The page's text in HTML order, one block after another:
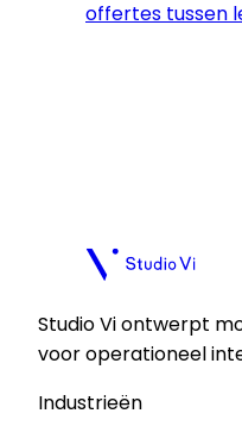
offertes tussen
Plan een kennismaking
Studio Vi ontwerpt
voor operationeel
Industrieën